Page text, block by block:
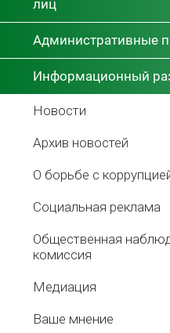
лиц
Административные
Информационный
Новости
Архив новостей
О борьбе с
Социальная реклама
Общественная
комиссия
Медиация
Ваше мнение